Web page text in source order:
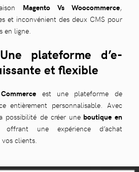
Magento Vs Woocommerce,
et inconvénient des deux CMS pour
en ligne.
plateforme d’e-
et flexible
est une plateforme de
entièrement personnalisable. Avec
possibilité de créer une boutique en
une expérience d’achat
clients.